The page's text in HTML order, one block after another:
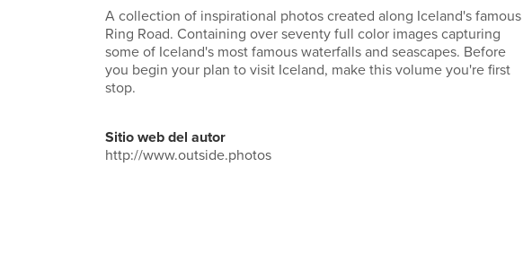
A collection of inspirational photos created along Iceland's famous
Ring Road. Containing over seventy full color images capturing
some of Iceland's most famous waterfalls and seascapes. Before
you begin your plan to visit Iceland, make this volume you're first
stop.
Sitio web del autor
http://www.outside.photos